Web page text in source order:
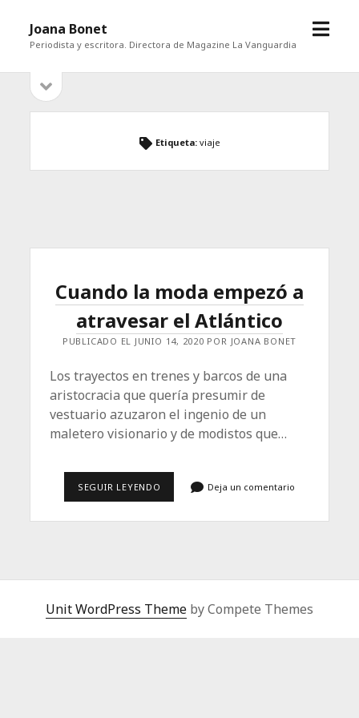
Joana Bonet
Periodista y escritora. Directora de Magazine La Vanguardia
abrir
Barra
lateral
barra
Etiqueta: viaje
Cuando la moda empezó a
atravesar el Atlántico
PUBLICADO EL JUNIO 14, 2020 POR JOANA BONET
Los trayectos en trenes y barcos de una
aristocracia que quería presumir de
vestuario azuzaron el ingenio de un
maletero visionario y de modistos que…
SEGUIR LEYENDO CUANDO
EMPEZÓ
Deja un comentario
Unit WordPress Theme by Compete Themes